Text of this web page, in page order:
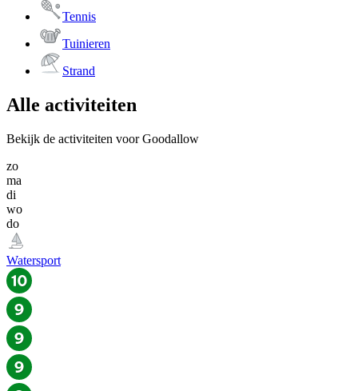
Tennis
Tuinieren
Strand
Alle activiteiten
Bekijk de activiteiten voor Goodallow
zo
ma
di
wo
do
Watersport